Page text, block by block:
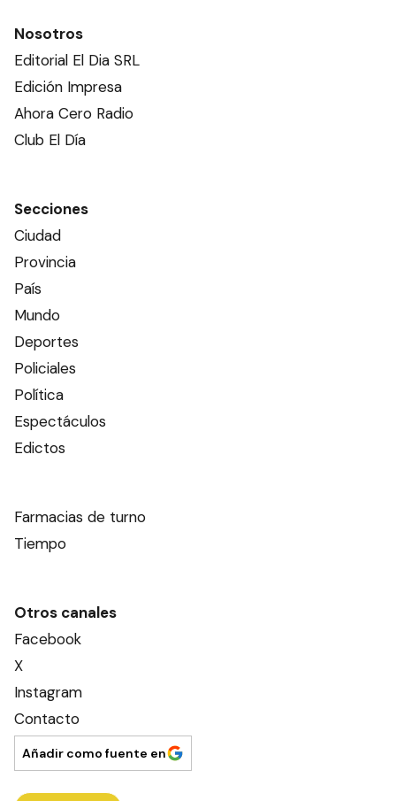
Nosotros
Editorial El Dia SRL
Edición Impresa
Ahora Cero Radio
Club El Día
Secciones
Ciudad
Provincia
País
Mundo
Deportes
Policiales
Política
Espectáculos
Edictos
Farmacias de turno
Tiempo
Otros canales
Facebook
X
Instagram
Contacto
Añadir como fuente en